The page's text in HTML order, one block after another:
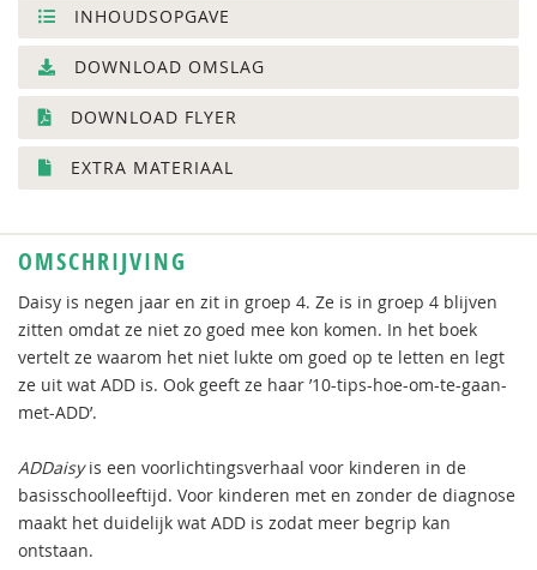
INHOUDSOPGAVE
DOWNLOAD OMSLAG
DOWNLOAD FLYER
EXTRA MATERIAAL
OMSCHRIJVING
Daisy is negen jaar en zit in groep 4. Ze is in groep 4 blijven
zitten omdat ze niet zo goed mee kon komen. In het boek
vertelt ze waarom het niet lukte om goed op te letten en legt
ze uit wat ADD is. Ook geeft ze haar ’10-tips-hoe-om-te-gaan-
met-ADD’.
ADDaisyis een voorlichtingsverhaal voor kinderen in de
basisschoolleeftijd. Voor kinderen met en zonder de diagnose
maakt het duidelijk wat ADD is zodat meer begrip kan
ontstaan.